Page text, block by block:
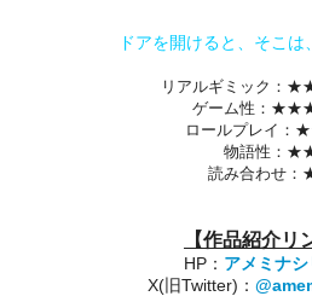
ドアを開けると、そこは
リアルギミック
ゲーム性：
ロールプレイ
物語性：
読み合わせ
【作品紹介リ
HP： アメミナ
X(旧Twitter)：